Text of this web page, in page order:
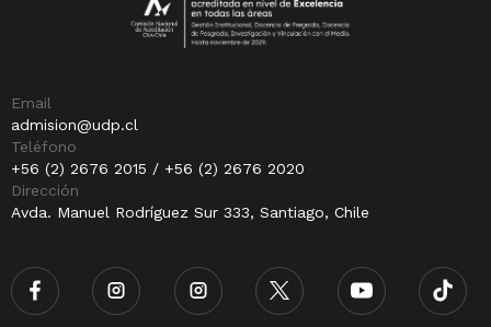
Email
admision@udp.cl
Teléfono
+56 (2) 2676 2015 / +56 (2) 2676 2020
Dirección
Avda. Manuel Rodríguez Sur 333, Santiago, Chile